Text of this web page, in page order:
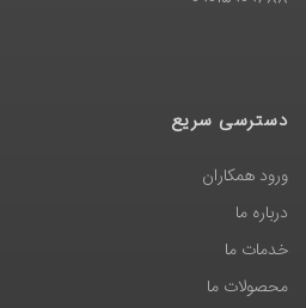
دسترسی سریع
ورود همکاران
درباره ما
خدمات ما
محصولات ما